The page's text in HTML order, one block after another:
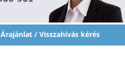
Árajánlat / Visszahívás kérés